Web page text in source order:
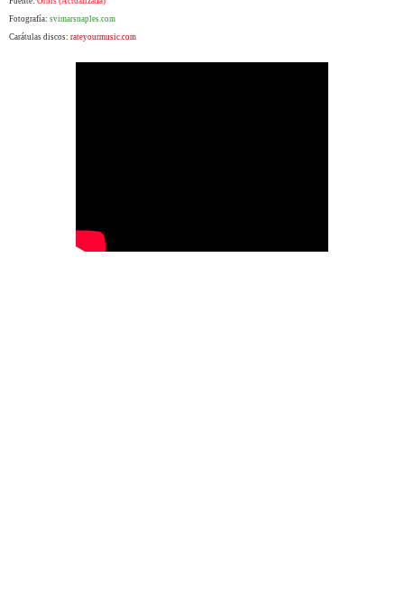
Fotografía: svimarsnaples.com
Carátulas discos: rateyourmusic.com